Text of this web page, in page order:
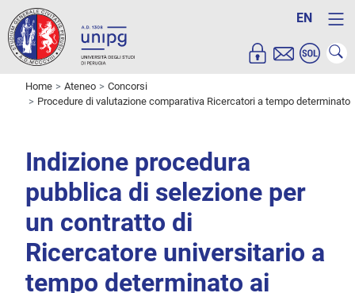
EN
Home Ateneo
Concorsi
Procedure di valutazione comparativa Ricercatori a tempo determinato
Indizione procedura
pubblica di selezione per
un contratto di
Ricercatore universitario a
tempo determinato ai